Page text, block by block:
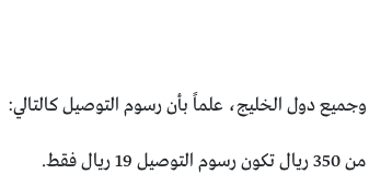
دول الخليج، علماً بأن رسوم التوصيل كالتالي:
فقط.